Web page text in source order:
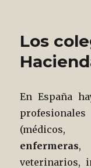
Los
En España
(médicos,
enfermeras,
veterinarios,